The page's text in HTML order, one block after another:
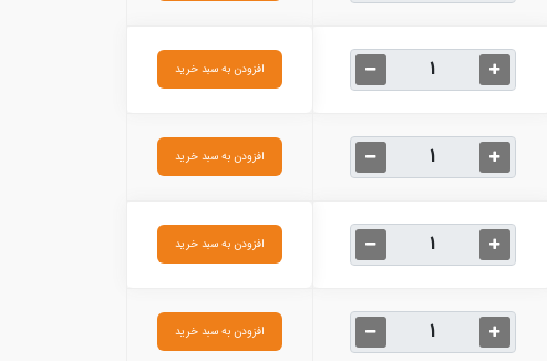
افزودن به سبد خرید
افزودن به سبد خرید
افزودن به سبد خرید
افزودن به سبد خرید